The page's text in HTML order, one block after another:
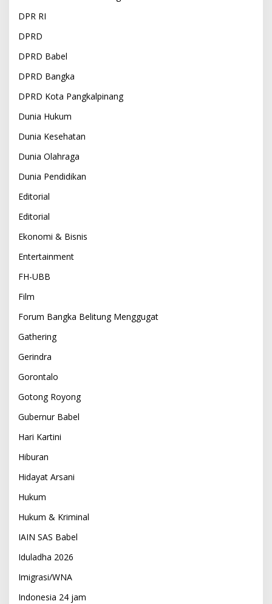
DPR RI
DPRD
DPRD Babel
DPRD Bangka
DPRD Kota Pangkalpinang
Dunia Hukum
Dunia Kesehatan
Dunia Olahraga
Dunia Pendidikan
Editorial
Editorial
Ekonomi & Bisnis
Entertainment
FH-UBB
Film
Forum Bangka Belitung Menggugat
Gathering
Gerindra
Gorontalo
Gotong Royong
Gubernur Babel
Hari Kartini
Hiburan
Hidayat Arsani
Hukum
Hukum & Kriminal
IAIN SAS Babel
Iduladha 2026
Imigrasi/WNA
Indonesia 24 jam